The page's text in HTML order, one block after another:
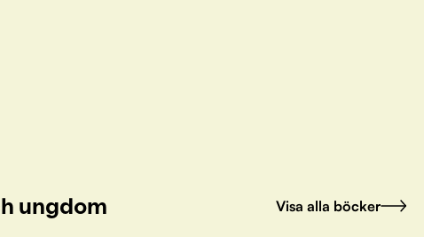
ungdom Visa alla böcker